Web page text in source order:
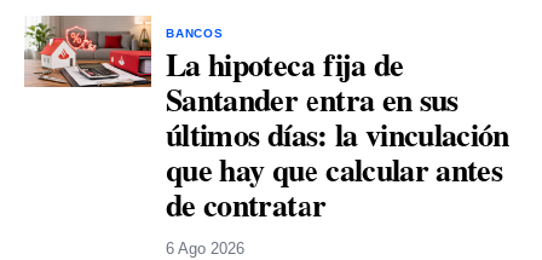
BANCOS
La hipoteca fija de
Santander entra en sus
últimos días: la vinculación
que hay que calcular antes
de contratar
6 Ago 2026